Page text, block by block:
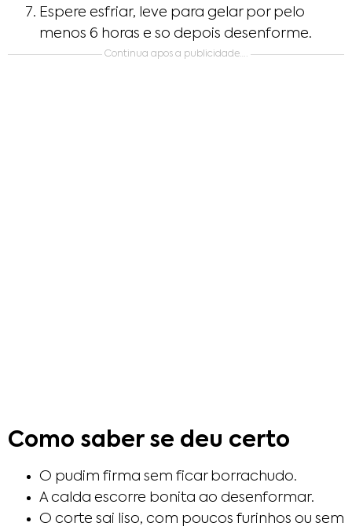
Espere esfriar, leve para gelar por pelo
menos 6 horas e so depois desenforme.
Continua apos a publicidade….
Como saber se deu certo
O pudim firma sem ficar borrachudo.
A calda escorre bonita ao desenformar.
O corte sai liso, com poucos furinhos ou sem